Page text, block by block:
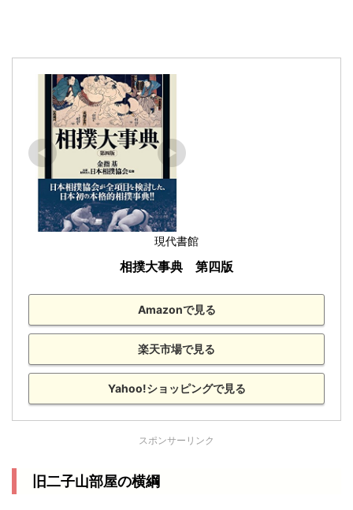
現代書館
相撲大事典　第四版
Amazonで見る
楽天市場で見る
Yahoo!ショッピングで見る
スポンサーリンク
旧二子山部屋の横綱